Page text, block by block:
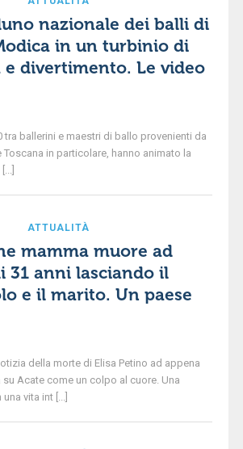
nazionale dei balli di
in un turbinio di
divertimento. Le video
tra ballerini e maestri di ballo provenienti da
Toscana in particolare, hanno animato la
ATTUALITÀ
mamma muore ad
31 anni lasciando il
e il marito. Un paese
della morte di Elisa Petino ad appena
Acate come un colpo al cuore. Una
vita int [...]